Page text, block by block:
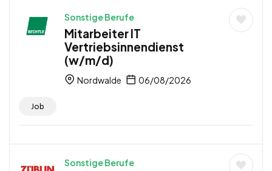
Sonstige Berufe
Mitarbeiter IT
Vertriebsinnendienst
(w/m/d)
Nordwalde 06/08/2026
Job
Sonstige Berufe